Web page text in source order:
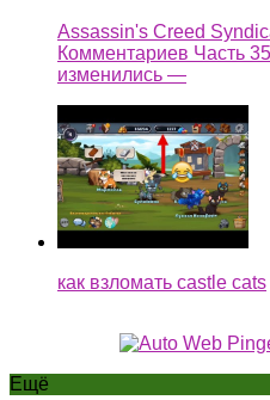
Assassin's Creed
Комментариев Часть
изменились —
как взломать castle cats
Ещё